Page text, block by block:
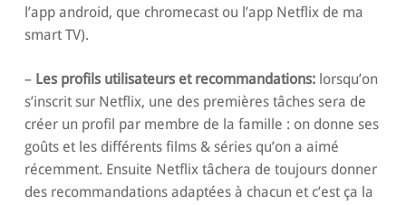
l’app android, que chromecast ou l’app Netflix de ma
smart TV).
– Les profils utilisateurs et recommandations:lorsqu’on
s’inscrit sur Netflix, une des premières tâches sera de
créer un profil par membre de la famille : on donne ses
goûts et les différents films & séries qu’on a aimé
récemment. Ensuite Netflix tâchera de toujours donner
des recommandations adaptées à chacun et c’est ça la